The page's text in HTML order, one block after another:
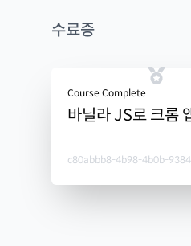
수료증
Course Complete
바닐라 JS로 크롬
c80abbb8-4b98-4b0b-